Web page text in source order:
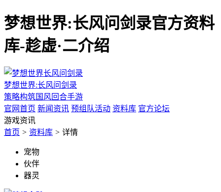
梦想世界:长风问剑录官方资料
库-趁虚·二介绍
梦想世界:长风问剑录
策略构筑国风回合手游
官网首页 新闻资讯 预组队活动 资料库 官方论坛
游戏资讯
首页 > 资料库 > 详情
宠物
伙伴
器灵